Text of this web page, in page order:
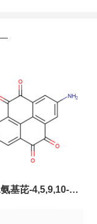
基芘-4,5,9,10-四